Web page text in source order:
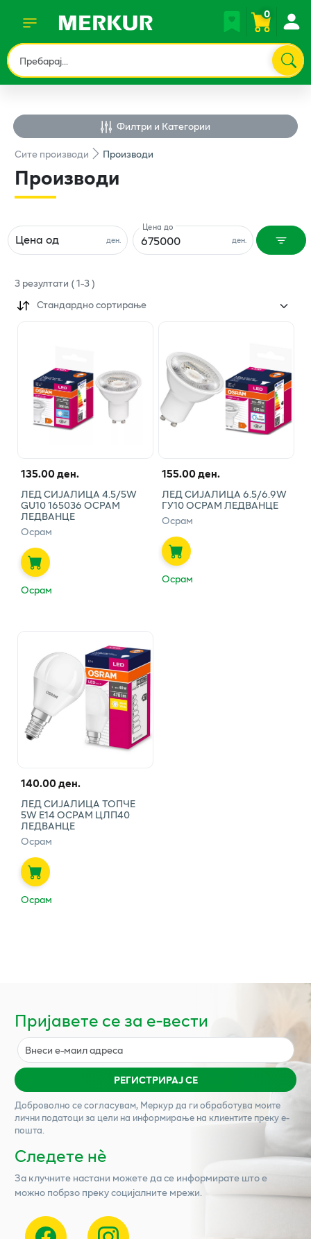
0
Филтри и Категории
Ситепроизводи Производи
Производи
ден.
Цена од ден.
Цена до
3резултати (1-3)
Стандардно сортирање
135.00 ден.
ЛЕД СИЈАЛИЦА 4.5/5W
GU10 165036 ОСРАМ
ЛЕДВАНЦЕ
Осрам
Осрам
155.00 ден.
ЛЕД СИЈАЛИЦА 6.5/6.9W
ГУ10 ОСРАМ ЛЕДВАНЦЕ
Осрам
Осрам
140.00 ден.
ЛЕД СИЈАЛИЦА ТОПЧЕ
5W Е14 ОСРАМ ЦЛП40
ЛЕДВАНЦЕ
Осрам
Осрам
Пријавете се за е-вести
РЕГИСТРИРАЈ СЕ
Доброволно се согласувам, Меркурда ги обработува моите
лични податоци за цели на информирање на клиентите преку е-
пошта.
Следете нѐ
За клучните настани можете да се информирате што е
можно побрзо преку социјалните мрежи.